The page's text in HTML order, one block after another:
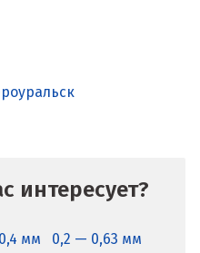
интересует?
мм 0,2 — 0,63 мм